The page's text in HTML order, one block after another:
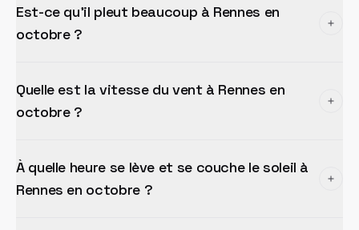
Est-ce qu'il pleut beaucoup à Rennes en
octobre ?
Quelle est la vitesse du vent à Rennes en
octobre ?
À quelle heure se lève et se couche le soleil à
Rennes en octobre ?